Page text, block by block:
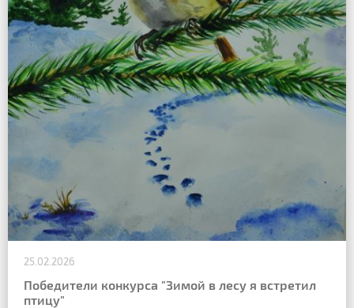
25.02.2026
Победители конкурса "Зимой в лесу я встретил
птицу"